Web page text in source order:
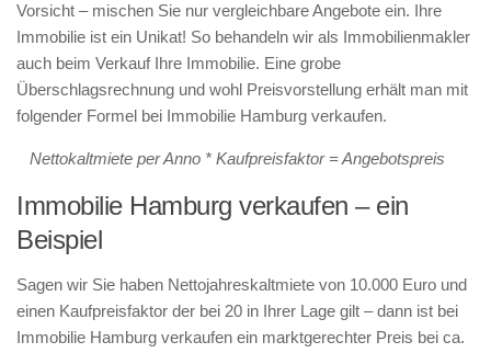
Vorsicht – mischen Sie nur vergleichbare Angebote ein. Ihre
Immobilie ist ein Unikat! So behandeln wir als Immobilienmakler
auch beim Verkauf Ihre Immobilie. Eine grobe
Überschlagsrechnung und wohl Preisvorstellung erhält man mit
folgender Formel bei Immobilie Hamburg verkaufen.
Nettokaltmiete per Anno * Kaufpreisfaktor = Angebotspreis
Immobilie Hamburg verkaufen – ein
Beispiel
Sagen wir Sie haben Nettojahreskaltmiete von 10.000 Euro und
einen Kaufpreisfaktor der bei 20 in Ihrer Lage gilt – dann ist bei
Immobilie Hamburg verkaufen ein marktgerechter Preis bei ca.